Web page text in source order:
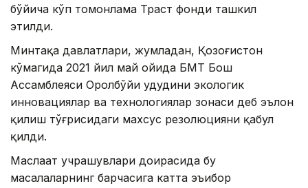
бўйича кўп томонлама Траст фонди ташкил
этилди.
Минтақа давлатлари, жумладан, Қозоғистон
кўмагида 2021 йил май ойида БМТ Бош
Ассамблеяси Оролбўйи ҳудудини экологик
инновациялар ва технологиялар зонаси деб эълон
қилиш тўғрисидаги махсус резолюцияни қабул
қилди.
Маслаҳат учрашувлари доирасида бу
масалаларнинг барчасига катта эъибор